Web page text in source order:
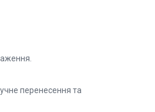
перенесення та